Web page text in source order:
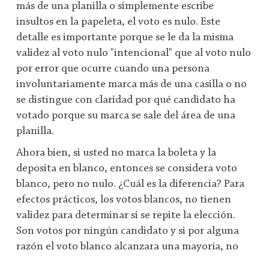
más de una planilla o simplemente escribe
insultos en la papeleta, el voto es nulo. Este
detalle es importante porque se le da la misma
validez al voto nulo "intencional" que al voto nulo
por error que ocurre cuando una persona
involuntariamente marca más de una casilla o no
se distingue con claridad por qué candidato ha
votado porque su marca se sale del área de una
planilla.
Ahora bien, si usted no marca la boleta y la
deposita en blanco, entonces se considera voto
blanco, pero no nulo. ¿Cuál es la diferencia? Para
efectos prácticos, los votos blancos, no tienen
validez para determinar si se repite la elección.
Son votos por ningún candidato y si por alguna
razón el voto blanco alcanzara una mayoría, no